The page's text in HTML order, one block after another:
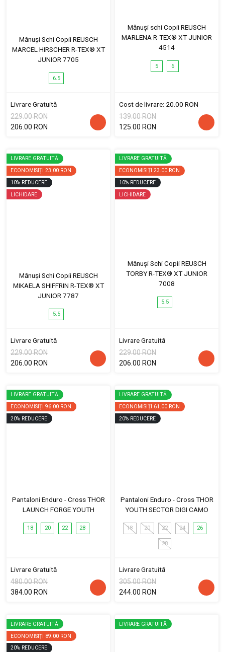
Mănuși Schi Copii REUSCH
MARCEL HIRSCHER R-TEX® XT
JUNIOR 7705
6.5
Livrare Gratuită
229.00 RON
206.00 RON
Mănuși schi Copii REUSCH
MARLENA R-TEX® XT JUNIOR
4514
5 6
Cost de livrare: 20.00 RON
139.00 RON
125.00 RON
LIVRARE GRATUITĂ
ECONOMISIȚI 23.00 RON
10% REDUCERE
LICHIDARE
Mănuși Schi Copii REUSCH
MIKAELA SHIFFRIN R-TEX® XT
JUNIOR 7787
5.5
Livrare Gratuită
229.00 RON
206.00 RON
LIVRARE GRATUITĂ
ECONOMISIȚI 23.00 RON
10% REDUCERE
LICHIDARE
Mănuși Schi Copii REUSCH
TORBY R-TEX® XT JUNIOR
7008
5.5
Livrare Gratuită
229.00 RON
206.00 RON
LIVRARE GRATUITĂ
ECONOMISIȚI 96.00 RON
20% REDUCERE
Pantaloni Enduro - Cross THOR
LAUNCH FORGE YOUTH
18 20 22 28
Livrare Gratuită
480.00 RON
384.00 RON
LIVRARE GRATUITĂ
ECONOMISIȚI 61.00 RON
20% REDUCERE
Pantaloni Enduro - Cross THOR
YOUTH SECTOR DIGI CAMO
18 20 22 24 26
28
Livrare Gratuită
305.00 RON
244.00 RON
LIVRARE GRATUITĂ
ECONOMISIȚI 89.00 RON
20% REDUCERE
LIVRARE GRATUITĂ